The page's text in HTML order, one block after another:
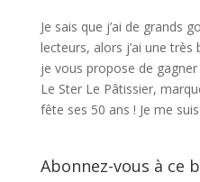
Je sais que j’ai de grands
lecteurs, alors j’ai une
je vous propose de
Le Ster Le Pâtissier,
fête ses 50 ans ! Je me
Abonnez-vous à ce